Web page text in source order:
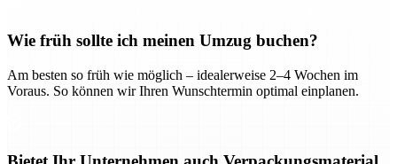
Wie früh sollte ich meinen Umzug buchen?
Am besten so früh wie möglich – idealerweise 2–4 Wochen im
Voraus. So können wir Ihren Wunschtermin optimal einplanen.